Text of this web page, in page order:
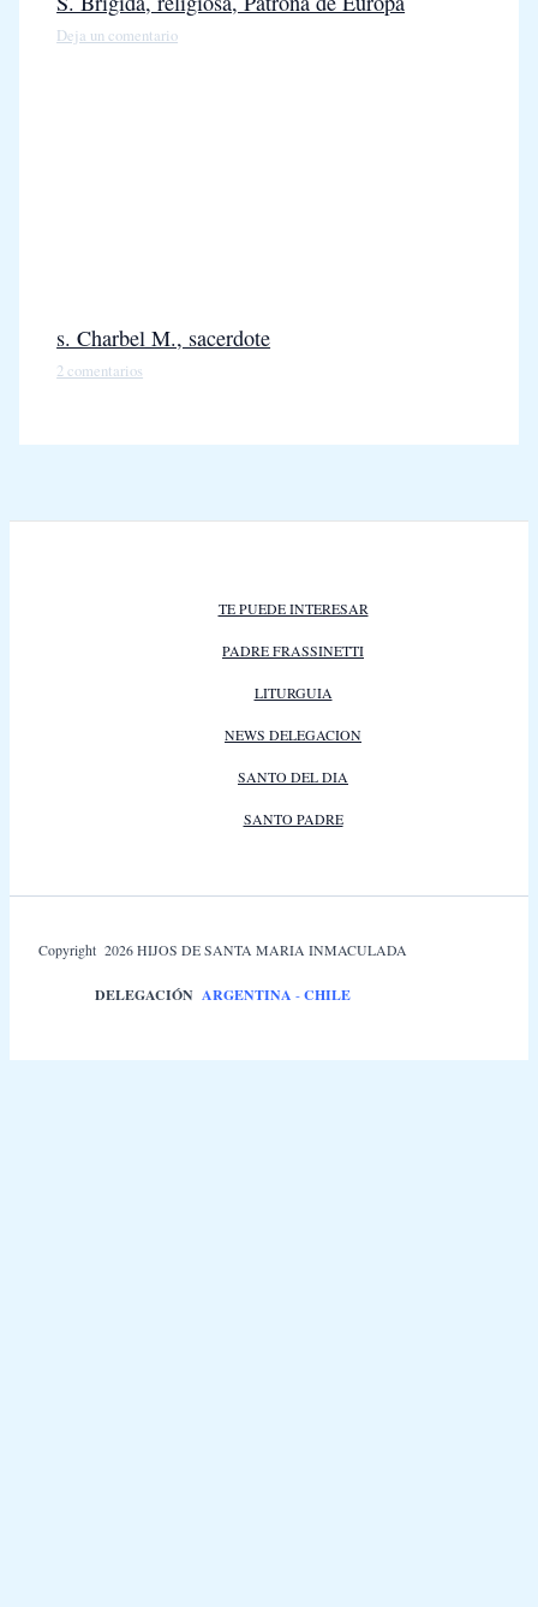
Deja un comentario
s. Charbel M., sacerdote
2 comentarios
TE PUEDE INTERESAR
PADRE FRASSINETTI
LITURGUIA
NEWS DELEGACION
SANTO DEL DIA
SANTO PADRE
Copyright 2026 HIJOS DE SANTA MARIA INMACULADA
DELEGACIÓN ARGENTINA -CHILE